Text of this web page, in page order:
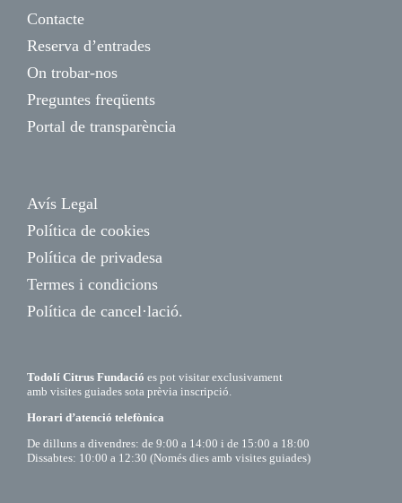
Contacte
Reserva d’entrades
On trobar-nos
Preguntes freqüents
Portal de transparència
Avís Legal
Política de cookies
Política de privadesa
Termes i condicions
Política de cancel·lació.
Todolí Citrus Fundació es pot visitar exclusivament
amb visites guiades sota prèvia inscripció.
Horari d’atenció telefònica
De dilluns a divendres: de 9:00 a 14:00 i de 15:00 a 18:00
Dissabtes: 10:00 a 12:30 (Només dies amb visites guiades)